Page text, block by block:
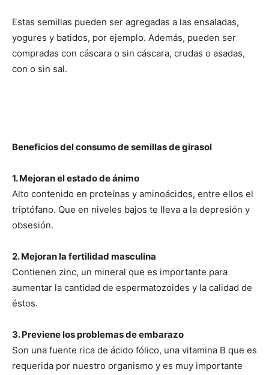
Estas semillas pueden ser agregadas a las ensaladas,
yogures y batidos, por ejemplo. Además, pueden ser
compradas con cáscara o sin cáscara, crudas o asadas,
con o sin sal.
Beneficios del consumo de semillas de girasol
1. Mejoran el estado de ánimo
Alto contenido en proteínas y aminoácidos, entre ellos el
triptófano. Que en niveles bajos te lleva a la depresión y
obsesión.
2. Mejoran la fertilidad masculina
Contienen zinc, un mineral que es importante para
aumentar la cantidad de espermatozoides y la calidad de
éstos.
3. Previene los problemas de embarazo
Son una fuente rica de ácido fólico, una vitamina B que es
requerida por nuestro organismo y es muy importante